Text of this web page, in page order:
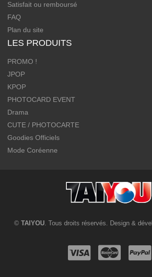
Satisfait ou remboursé
FAQ
Plan du site
LES PRODUITS
PROMO !
JPOP
KPOP
PHOTOCARD EVENT
Drama
CUTE / PHOTOCARTE
Goodies Officiels
Mode Coréenne
© TAIYOU. Tous droits réservés. Design &